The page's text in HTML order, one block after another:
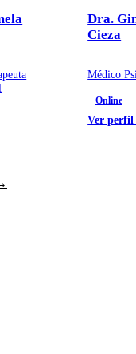
Dra.
Cieza
Médico
Online
Ver